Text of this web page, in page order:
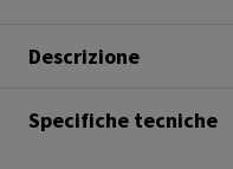
Descrizione
Specifiche tecniche